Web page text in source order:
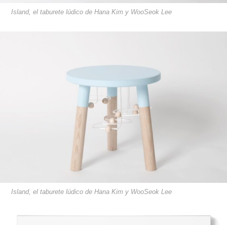
​​​​​​​​​​​​​​​​​​​​​Island, el taburete lúdico de Hana Kim y WooSeok Lee
​​​​​​​​​​​​​​​​​​​​​Island, el taburete lúdico de Hana Kim y WooSeok Lee